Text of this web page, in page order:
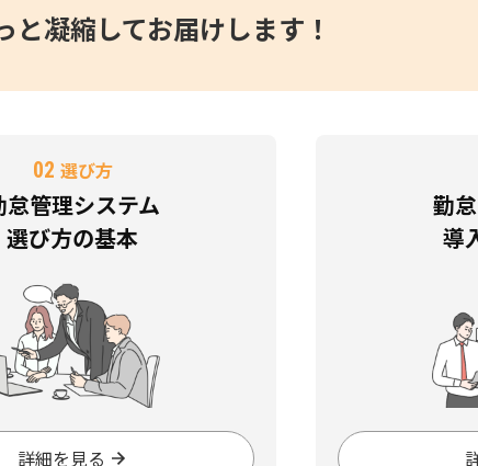
凝縮してお届けします！
02 選び方
怠管理システム
選び方の基本
詳細を見る
勤
導